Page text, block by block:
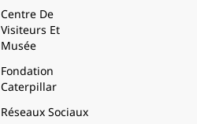
Centre De
Visiteurs Et
Musée
Fondation
Caterpillar
Réseaux Sociaux